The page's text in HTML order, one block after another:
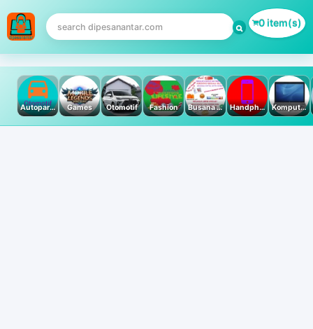
0 item(s)
Autoparts Games Otomotif Fashion Busana Muslim Handphone & Tablet Komputer PC & Laptop